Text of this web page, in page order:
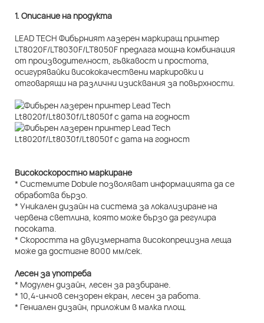
1. Описание на продукта
LEAD TECH Фибърният лазерен маркиращ принтер
LT8020F/LT8030F/LT8050F предлага мощна комбинация
от производителност, гъвкавост и простота,
осигурявайки висококачествени маркировки и
отговарящи на различни изисквания за повърхности.
Високоскоростно маркиране
* Системите Dobule позволяват информацията да се
обработва бързо.
* Уникален дизайн на система за локализиране на
червена светлина, която може бързо да регулира
посоката.
* Скоростта на двуизмерната високопрецизна леща
може да достигне 8000 мм/сек.
Лесен за употреба
* Модулен дизайн, лесен за разбиране.
* 10,4-инчов сензорен екран, лесен за работа.
* Гениален дизайн, приложим в малка площ.